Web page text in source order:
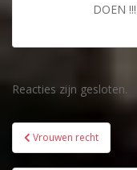
DOEN !!!
Reacties zijn gesloten.
Bericht
navigatie
Vrouwen recht